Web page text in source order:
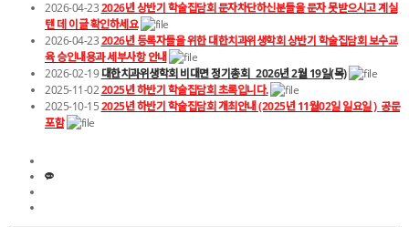
2026-04-232026년 상반기 학술집담회 문자차단하신분들을 문자 못받으시고 계실
텐 데 이글 확인하세요
2026-04-232026년 등록자들을 위한 대한치과위생학회 상반기 학술집담회 보수교
육 승인내용과 세부사항 안내
2026-02-19대한치과위생학회 비대면 정기총회_ 2026년 2월 19일(목)
2025-11-022025년 하반기 학술집담회 초록입니다.
2025-10-152025년 하반기 학술집담회 개최안내 (2025년 11월02일 일요일 )_공문
포함